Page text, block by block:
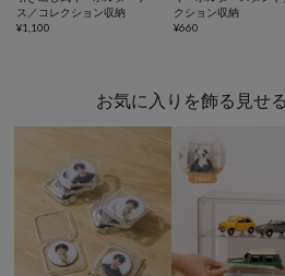
ス／コレクション収納
¥1,100
クション収納
¥660
お気に入りを飾る見せ